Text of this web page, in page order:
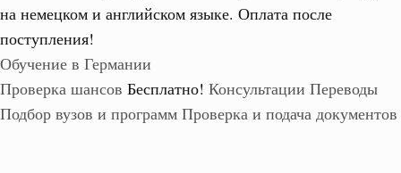
на немецком и английском языке. Оплата после
поступления!
Обучение в Германии
Проверка шансов Бесплатно! Консультации Переводы
Подбор вузов и программ Проверка и подача документов